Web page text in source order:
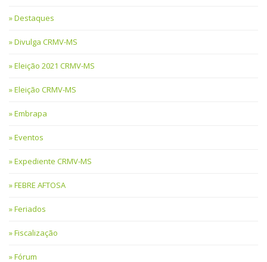
Destaques
Divulga CRMV-MS
Eleição 2021 CRMV-MS
Eleição CRMV-MS
Embrapa
Eventos
Expediente CRMV-MS
FEBRE AFTOSA
Feriados
Fiscalização
Fórum